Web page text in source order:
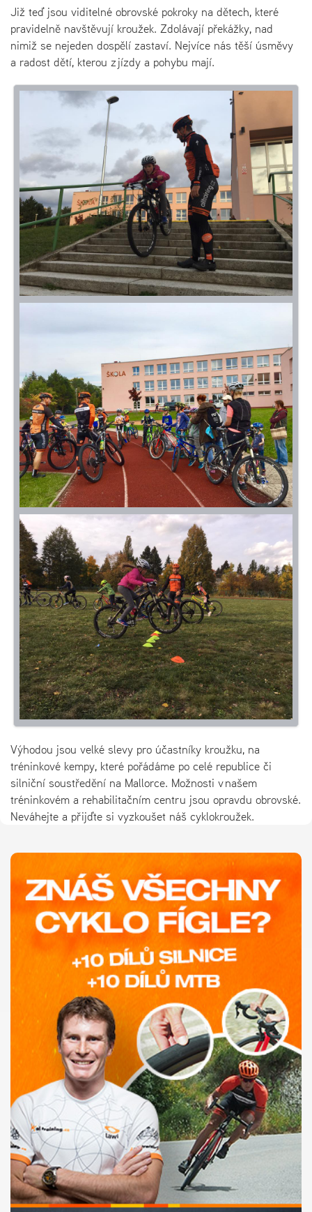
Již teď jsou viditelné obrovské pokroky na dětech, které
pravidelně navštěvují kroužek. Zdolávají překážky, nad
nimiž se nejeden dospělí zastaví. Nejvíce nás těší úsměvy
a radost dětí, kterou z jízdy a pohybu mají.
Výhodou jsou velké slevy pro účastníky kroužku, na
tréninkové kempy, které pořádáme po celé republice či
silniční soustředění na Mallorce. Možnosti v našem
tréninkovém a rehabilitačním centru jsou opravdu obrovské.
Neváhejte a přijďte si vyzkoušet náš cyklokroužek.